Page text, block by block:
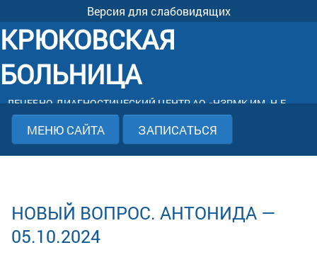
Версия для слабовидящих
КРЮКОВСКАЯ
БОЛЬНИЦА
ЛЕЧЕБНО-ДИАГНОСТИЧЕСКИЙ ЦЕНТР АО «НЗРМК ИМ. Н.Е.
КРЮКОВА»
МЕНЮ САЙТА ЗАПИСАТЬСЯ
НОВЫЙ ВОПРОС. АНТОНИДА —
05.10.2024